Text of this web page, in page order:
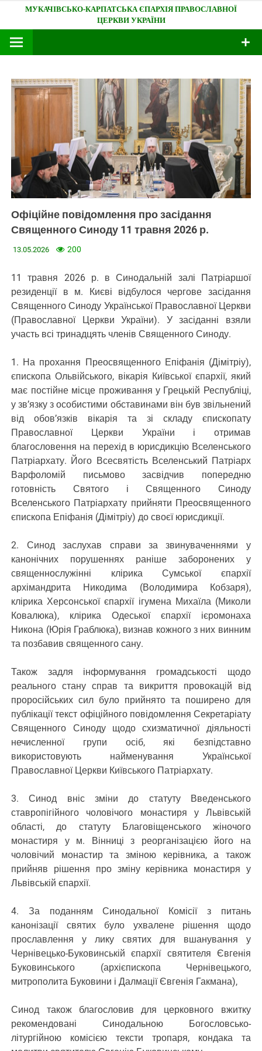
content
Мукачівсько-Карпатська єпархія
Офіційне повідомлення про засідання
Священного Синоду 11 травня 2026 р.
13.05.2026 200
11 травня 2026 р. в Синодальній залі Патріаршої
резиденції в м. Києві відбулося чергове засідання
Священного Синоду Української Православної Церкви
(Православної Церкви України). У засіданні взяли
участь всі тринадцять членів Священного Синоду.
1. На прохання Преосвященного Епіфанія (Дімітріу),
єпископа Ольвійського, вікарія Київської єпархії, який
має постійне місце проживання у Грецькій Республіці,
у зв’язку з особистими обставинами він був звільнений
від обов’язків вікарія та зі складу єпископату
Православної Церкви України і отримав
благословення на перехід в юрисдикцію Вселенського
Патріархату. Його Всесвятість Вселенський Патріарх
Варфоломій письмово засвідчив попередню
готовність Святого і Священного Синоду
Вселенського Патріархату прийняти Преосвященного
єпископа Епіфанія (Дімітріу) до своєї юрисдикції.
2. Синод заслухав справи за звинуваченнями у
канонічних порушеннях раніше заборонених у
священнослужінні клірика Сумської єпархії
архімандрита Никодима (Володимира Кобзаря),
клірика Херсонської єпархії ігумена Михаїла (Миколи
Ковалюка), клірика Одеської єпархії ієромонаха
Никона (Юрія Граблюка), визнав кожного з них винним
та позбавив священного сану.
Також задля інформування громадськості щодо
реального стану справ та викриття провокацій від
проросійських сил було прийнято та поширено для
публікації текст офіційного повідомлення Секретаріату
Священного Синоду щодо схизматичної діяльності
нечисленної групи осіб, які безпідставно
використовують найменування Української
Православної Церкви Київського Патріархату.
3. Синод вніс зміни до статуту Введенського
ставропігійного чоловічого монастиря у Львівській
області, до статуту Благовіщенського жіночого
монастиря у м. Вінниці з реорганізацією його на
чоловічий монастир та зміною керівника, а також
прийняв рішення про зміну керівника монастиря у
Львівській єпархії.
4. За поданням Синодальної Комісії з питань
канонізації святих було ухвалене рішення щодо
прославлення у лику святих для вшанування у
Чернівецько-Буковинській єпархії святителя Євгенія
Буковинського (архієпископа Чернівецького,
митрополита Буковини і Далмації Євгенія Гакмана),
Синод також благословив для церковного вжитку
рекомендовані Синодальною Богословсько-
літургійною комісією тексти тропаря, кондака та